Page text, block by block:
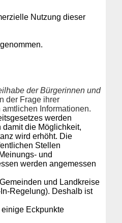
Nutzung dieser
der Bürgerinnen und
der Frage ihrer
Informationen.
werden
die Möglichkeit,
wird erhöht. Die
Stellen
und
werden angemessen
und Landkreise
Regelung). Deshalb ist
Eckpunkte